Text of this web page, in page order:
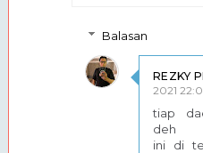
Balasan
REZKY
2021
tiap
deh
ini di